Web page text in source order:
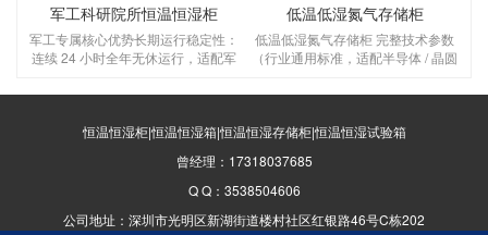
的核心价值，
军工科研院所恒温恒湿柜
军工专属核心优势长期运行稳定性：
连续 24 小时全年无休运行，适配军
间歇使用；环境耐受更强：设备本身
稳定工作；数据溯源合规：完整温湿
量审核、国军标物料保管台账要求；
多重安全防护：防静电、防凝露、超
断；非标定制能力：可定制防爆型、
低温低湿氮气存储柜
低温低湿氮气存储柜 完整技术参数
（行业通用标准，适配半导体 / 晶圆
湿度难＜30% RH 问题）一、核心温
范围：5～20℃（低温区可调）控温
≤±1℃ 湿度范围：1%～30% RH 可
调，低温稳定＜30% RH控湿精度：
气箱内氧
恒温恒湿柜|恒温恒湿箱|恒温恒湿存储柜|恒温恒湿试验箱
曾经理：17318037685
Q Q：3538504606
公司地址：深圳市光明区新湖街道楼村社区红银路46号C栋202